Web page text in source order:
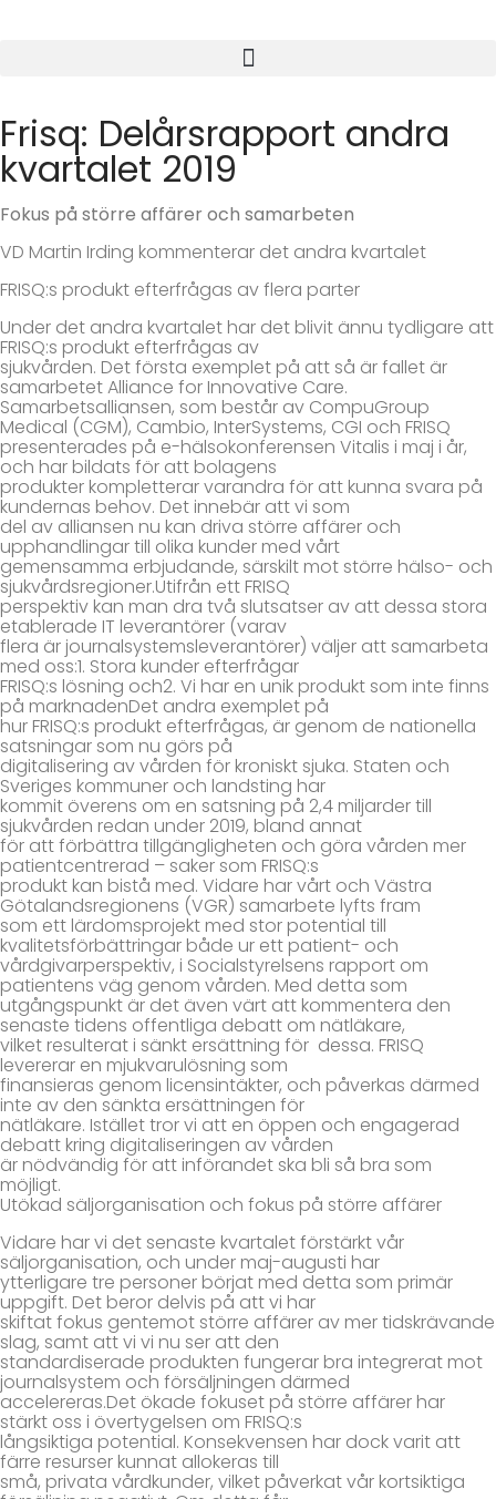
Frisq: Delårsrapport andra
kvartalet 2019
Fokus på större affärer och samarbeten
VD Martin Irding kommenterar det andra kvartalet
FRISQ:s produkt efterfrågas av flera parter
Under det andra kvartalet har det blivit ännu tydligare att
FRISQ:s produkt efterfrågas av
sjukvården. Det första exemplet på att så är fallet är
samarbetet Alliance for Innovative Care.
Samarbetsalliansen, som består av CompuGroup
Medical (CGM), Cambio, InterSystems, CGI och FRISQ
presenterades på e-hälsokonferensen Vitalis i maj i år,
och har bildats för att bolagens
produkter kompletterar varandra för att kunna svara på
kundernas behov. Det innebär att vi som
del av alliansen nu kan driva större affärer och
upphandlingar till olika kunder med vårt
gemensamma erbjudande, särskilt mot större hälso- och
sjukvårdsregioner.Utifrån ett FRISQ
perspektiv kan man dra två slutsatser av att dessa stora
etablerade IT leverantörer (varav
flera är journalsystemsleverantörer) väljer att samarbeta
med oss:1. Stora kunder efterfrågar
FRISQ:s lösning och2. Vi har en unik produkt som inte finns
på marknadenDet andra exemplet på
hur FRISQ:s produkt efterfrågas, är genom de nationella
satsningar som nu görs på
digitalisering av vården för kroniskt sjuka. Staten och
Sveriges kommuner och landsting har
kommit överens om en satsning på 2,4 miljarder till
sjukvården redan under 2019, bland annat
för att förbättra tillgängligheten och göra vården mer
patientcentrerad – saker som FRISQ:s
produkt kan bistå med. Vidare har vårt och Västra
Götalandsregionens (VGR) samarbete lyfts fram
som ett lärdomsprojekt med stor potential till
kvalitetsförbättringar både ur ett patient- och
vårdgivarperspektiv, i Socialstyrelsens rapport om
patientens väg genom vården. Med detta som
utgångspunkt är det även värt att kommentera den
senaste tidens offentliga debatt om nätläkare,
vilket resulterat i sänkt ersättning för dessa. FRISQ
levererar en mjukvarulösning som
finansieras genom licensintäkter, och påverkas därmed
inte av den sänkta ersättningen för
nätläkare. Istället tror vi att en öppen och engagerad
debatt kring digitaliseringen av vården
är nödvändig för att införandet ska bli så bra som
möjligt.
Utökad säljorganisation och fokus på större affärer
Vidare har vi det senaste kvartalet förstärkt vår
säljorganisation, och under maj-augusti har
ytterligare tre personer börjat med detta som primär
uppgift. Det beror delvis på att vi har
skiftat fokus gentemot större affärer av mer tidskrävande
slag, samt att vi vi nu ser att den
standardiserade produkten fungerar bra integrerat mot
journalsystem och försäljningen därmed
accelereras.Det ökade fokuset på större affärer har
stärkt oss i övertygelsen om FRISQ:s
långsiktiga potential. Konsekvensen har dock varit att
färre resurser kunnat allokeras till
små, privata vårdkunder, vilket påverkat vår kortsiktiga